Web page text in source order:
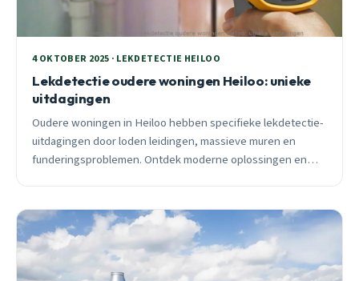
4 OKTOBER 2025 · LEKDETECTIE HEILOO
Lekdetectie oudere woningen Heiloo: unieke
uitdagingen
Oudere woningen in Heiloo hebben specifieke lekdetectie-
uitdagingen door loden leidingen, massieve muren en
funderingsproblemen. Ontdek moderne oplossingen en